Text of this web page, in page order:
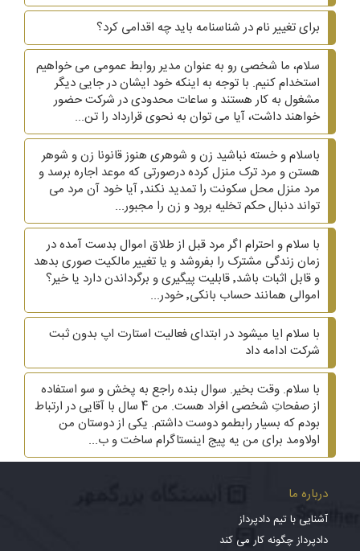
برای تغییر نام در شناسنامه باید چه اقدامی کرد؟
سلام، ما شخصی رو به عنوان مدیر روابط عمومی می خواهیم
استخدام کنیم. با توجه به اینکه خود ایشان در جایی دیگر
مشغول به کار هستند و ساعات محدودی در شرکت حضور
خواهند داشت، آیا می توان به نحوی قرارداد را تن...
باسلام و خسته نباشید زن و شوهری هنوز قانونا زن و شوهر
هستن و مرد ترک منزل کرده درصورتی که موعد اجاره برسد و
مرد منزل محل سکونت را تمدید نکند٬ آیا خود آن مرد می
تواند دنبال حکم تخلیه برود و زن را مجبور...
با سلام و احترام اگر مرد قبل از طلاق اموال بدست آمده در
زمان زندگی مشترک را بفروشد و یا تغییر مالکیت صوری بدهد
و قابل اثبات باشد٬ قابلیت پیگیری و برگرداندن دارد یا خیر؟
اموالی همانند حساب بانکی٬ خودر...
با سلام ایا میشود در ابتدای فعالیت استارت اپ بدون ثبت
شرکت ادامه داد
با سلام. وقت بخیر. سوال بنده راجع به پخش و سو استفاده
از صفحاتِ شخصی افراد هست. من 4 سال با آقایی در ارتباط
بودم که بسیار رابطمو دوست داشتم. یکی از دوستان من
اولاومد برای من یه پیج اینستاگرام ساخت و ب...
درباره ما
آشنایی با تیم دادپرداز
دادپرداز چگونه کار می کند